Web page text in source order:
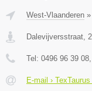
West-Vlaanderen »
Dalevijversstraat,
Tel: 0496 96 39 08
E-mail ›